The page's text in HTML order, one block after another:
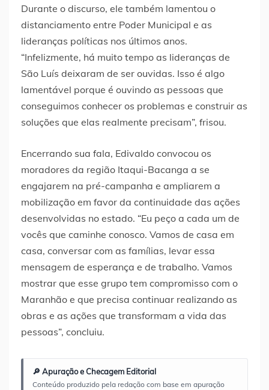
Durante o discurso, ele também lamentou o
distanciamento entre Poder Municipal e as
lideranças políticas nos últimos anos.
“Infelizmente, há muito tempo as lideranças de
São Luís deixaram de ser ouvidas. Isso é algo
lamentável porque é ouvindo as pessoas que
conseguimos conhecer os problemas e construir as
soluções que elas realmente precisam”, frisou.
Encerrando sua fala, Edivaldo convocou os
moradores da região Itaqui-Bacanga a se
engajarem na pré-campanha e ampliarem a
mobilização em favor da continuidade das ações
desenvolvidas no estado. “Eu peço a cada um de
vocês que caminhe conosco. Vamos de casa em
casa, conversar com as famílias, levar essa
mensagem de esperança e de trabalho. Vamos
mostrar que esse grupo tem compromisso com o
Maranhão e que precisa continuar realizando as
obras e as ações que transformam a vida das
pessoas”, concluiu.
🔎 Apuração e Checagem Editorial
Conteúdo produzido pela redação com base em apuração